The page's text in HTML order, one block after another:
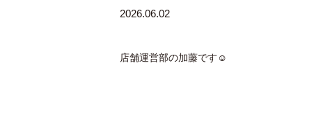
2026.06.02
店舗運営部の加藤です☺